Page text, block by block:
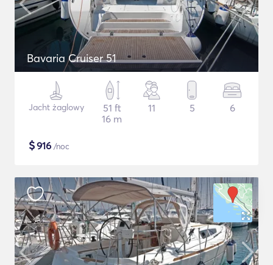
Bavaria Cruiser 51
Jacht żaglowy
51 ft
16 m
11 5 6
$916 /noc